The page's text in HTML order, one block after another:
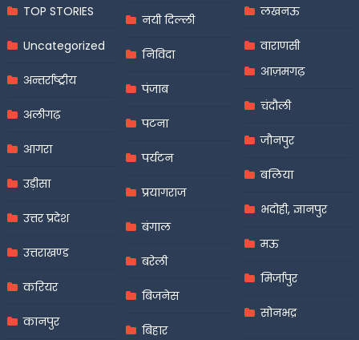
TOP STORIES
Uncategorized
अन्तर्राष्ट्रीय
अलीगढ़
आगरा
उड़ीसा
उत्तर प्रदेश
उत्तराखण्ड
करियर
कानपुर
नयी दिल्ली
निविदा
पंजाब
पटना
पर्यटन
प्रयागराज
बंगाल
बरेली
बिजनेस
बिहार
लखनऊ
वाराणसी
आज़मगढ़
चंदौली
जौनपुर
बलिया
भदोही, ज्ञानपुर
मऊ
मिर्जापुर
सोनभद्र